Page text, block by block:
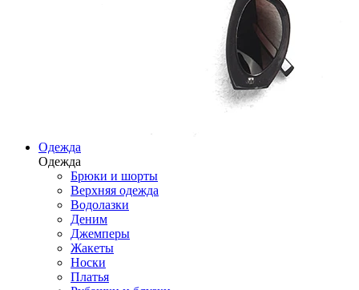
Одежда
Одежда
Брюки и шорты
Верхняя одежда
Водолазки
Деним
Джемперы
Жакеты
Носки
Платья